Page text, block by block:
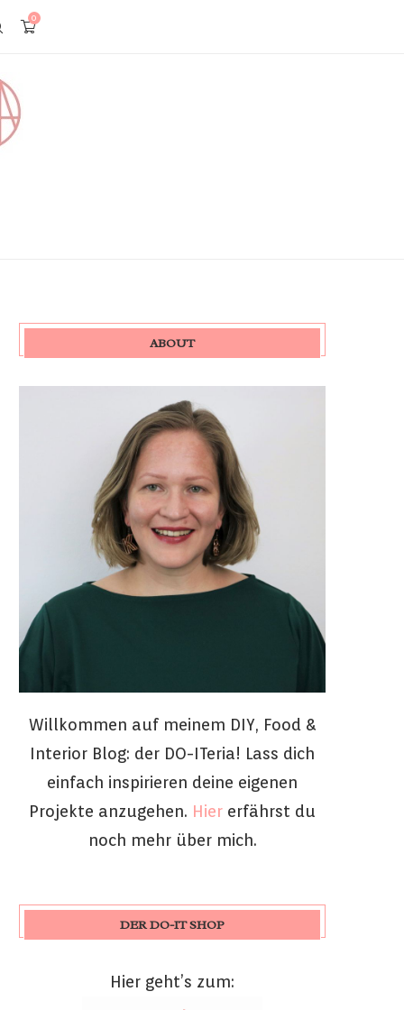
0
ABOUT
Willkommen auf meinem DIY, Food &
Interior Blog: der DO-ITeria! Lass dich
einfach inspirieren deine eigenen
Projekte anzugehen. Hier erfährst du
noch mehr über mich.
DER DO-IT SHOP
Hier geht’s zum: